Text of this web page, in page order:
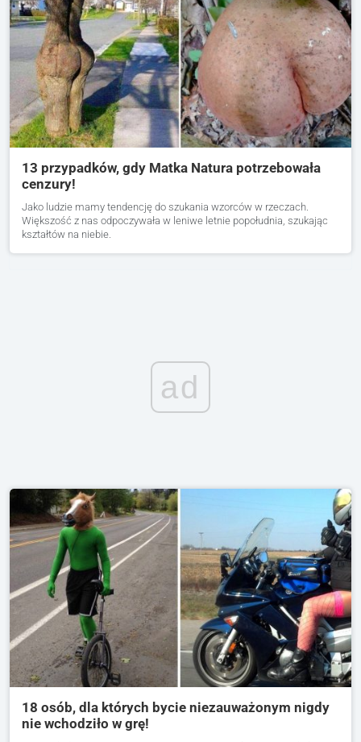
13 przypadków, gdy Matka Natura potrzebowała
cenzury!
Jako ludzie mamy tendencję do szukania wzorców w rzeczach.
Większość z nas odpoczywała w leniwe letnie popołudnia, szukając
kształtów na niebie.
ad
18 osób, dla których bycie niezauważonym nigdy
nie wchodziło w grę!